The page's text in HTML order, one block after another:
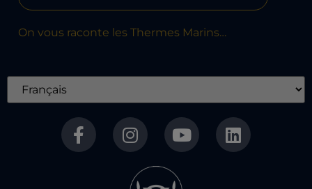
On vous raconte les Thermes Marins…